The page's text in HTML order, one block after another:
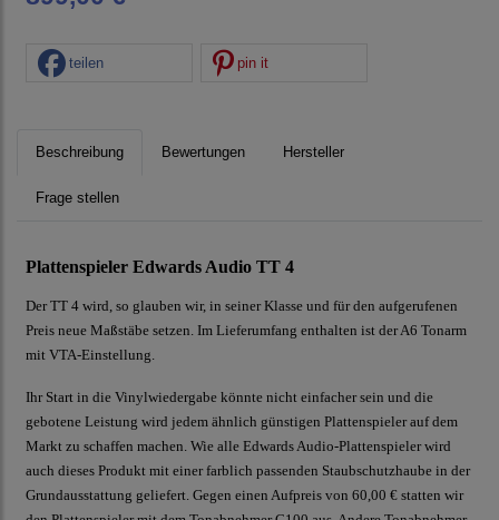
teilen pin it
Beschreibung Bewertungen Hersteller
Frage stellen
Plattenspieler Edwards Audio TT 4
Der TT 4 wird, so glauben wir, in seiner Klasse und für den aufgerufenen
Preis neue Maßstäbe setzen. Im Lieferumfang enthalten ist der A6 Tonarm
mit VTA-Einstellung.
Ihr Start in die Vinylwiedergabe könnte nicht einfacher sein und die
gebotene Leistung wird jedem ähnlich günstigen Plattenspieler auf dem
Markt zu schaffen machen. Wie alle Edwards Audio-Plattenspieler wird
auch dieses Produkt mit einer farblich passenden Staubschutzhaube in der
Grundausstattung geliefert. Gegen einen Aufpreis von 60,00 € statten wir